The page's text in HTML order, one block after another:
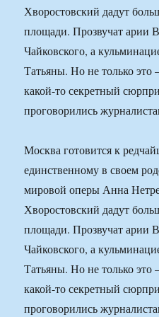
Хворостовский дадут
площади. Прозвучат арии
Чайковского, а
Татьяны. Но не только это
какой-то секретный
проговорились
Москва готовится к
единственному в своем
мировой оперы Анна
Хворостовский дадут
площади. Прозвучат арии
Чайковского, а
Татьяны. Но не только это
какой-то секретный
проговорились